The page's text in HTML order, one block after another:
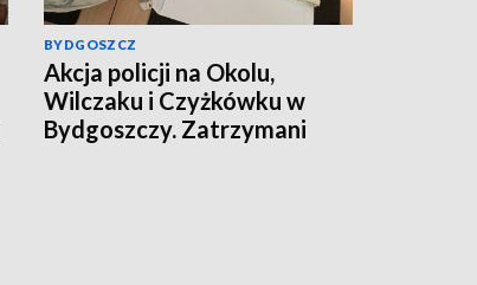
BYDGOSZCZ
Akcja policji na Okolu,
Wilczaku i Czyżkówku w
Bydgoszczy. Zatrzymani